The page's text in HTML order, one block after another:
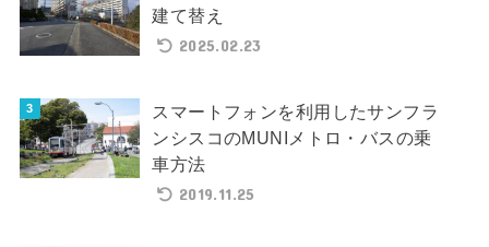
建て替え
2025.02.23
スマートフォンを利用したサンフラ
ンシスコのMUNIメトロ・バスの乗
車方法
2019.11.25